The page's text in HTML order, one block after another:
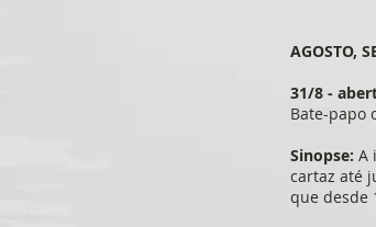
AGOSTO,
31/8 -
Bate-papo
Sinopse: A
cartaz até
que desde